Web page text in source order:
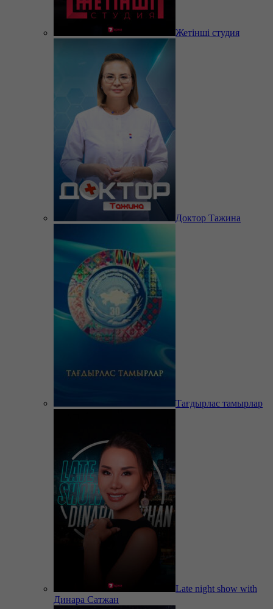
Жетінші студия
Доктор Тажина
Тағдырлас тамырлар
Late night show with
Динара Сатжан